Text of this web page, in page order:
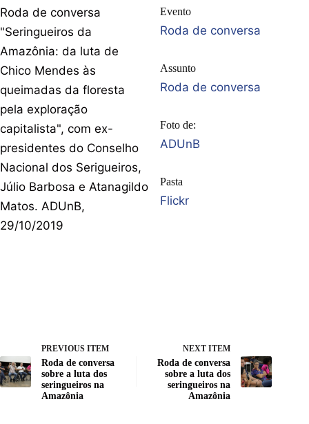
Roda de conversa
"Seringueiros da
Amazônia: da luta de
Chico Mendes às
queimadas da floresta
pela exploração
capitalista", com ex-
presidentes do Conselho
Nacional dos Serigueiros,
Júlio Barbosa e Atanagildo
Matos. ADUnB,
29/10/2019
Evento
Roda de conversa
Assunto
Roda de conversa
Foto de:
ADUnB
Pasta
Flickr
PREVIOUS ITEM
Roda de conversa
sobre a luta dos
seringueiros na
Amazônia
NEXT ITEM
Roda de conversa
sobre a luta dos
seringueiros na
Amazônia